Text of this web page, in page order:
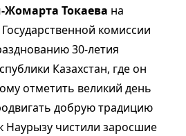
Токаева на
комиссии
30-летия
Казахстан, где он
отметить великий день
добрую традицию
Наурызу чистили заросшие